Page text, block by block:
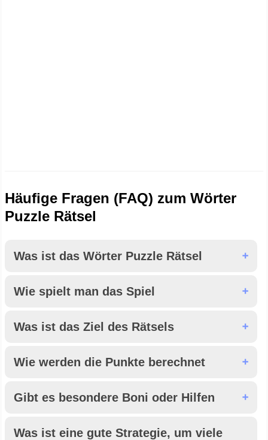
Häufige Fragen (FAQ) zum Wörter
Puzzle Rätsel
Was ist das Wörter Puzzle Rätsel
Wie spielt man das Spiel
Was ist das Ziel des Rätsels
Wie werden die Punkte berechnet
Gibt es besondere Boni oder Hilfen
Was ist eine gute Strategie, um viele